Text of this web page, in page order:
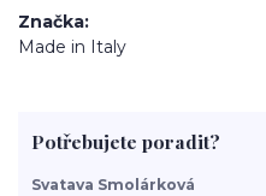
Značka
Made in Italy
Potřebujete poradit?
Svatava Smolárková